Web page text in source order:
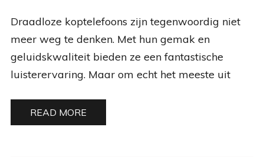
Draadloze koptelefoons zijn tegenwoordig niet
meer weg te denken. Met hun gemak en
geluidskwaliteit bieden ze een fantastische
luisterervaring. Maar om echt het meeste uit
READ MORE